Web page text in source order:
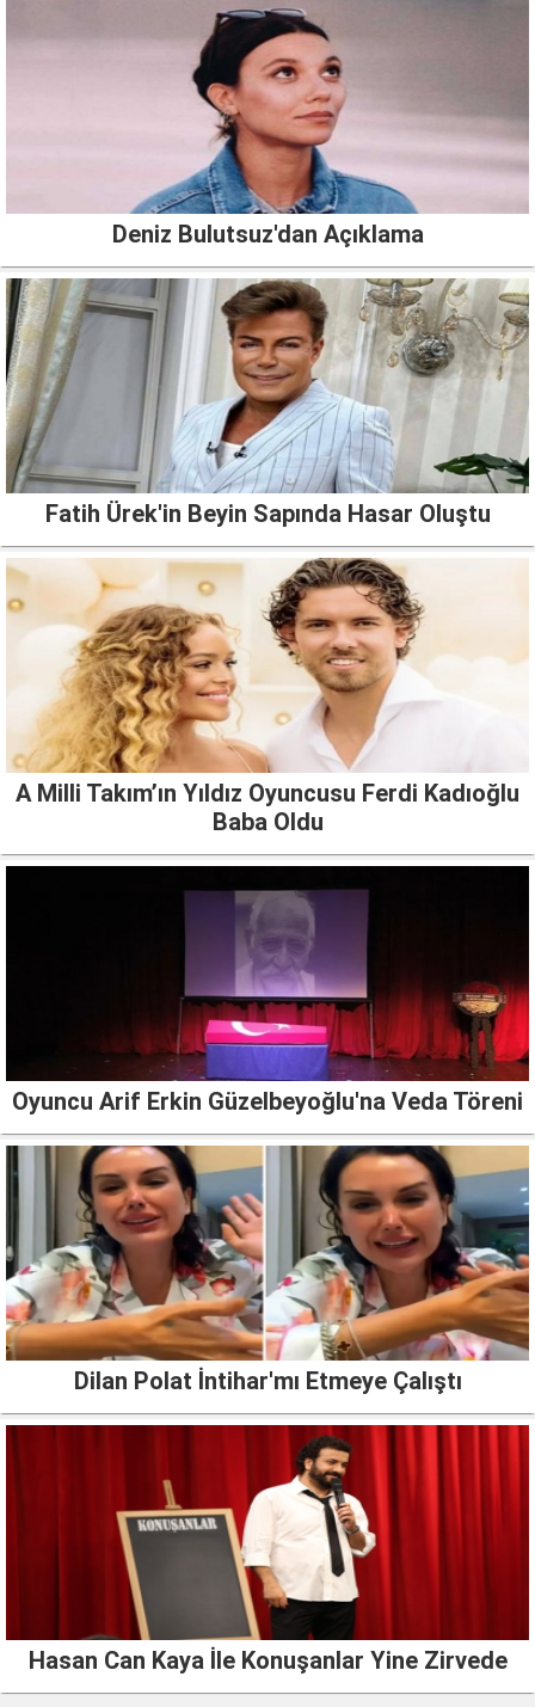
Deniz Bulutsuz'dan Açıklama
Fatih Ürek'in Beyin Sapında Hasar Oluştu
A Milli Takım’ın Yıldız Oyuncusu Ferdi Kadıoğlu
Baba Oldu
Oyuncu Arif Erkin Güzelbeyoğlu'na Veda Töreni
Dilan Polat İntihar'mı Etmeye Çalıştı
Hasan Can Kaya İle Konuşanlar Yine Zirvede